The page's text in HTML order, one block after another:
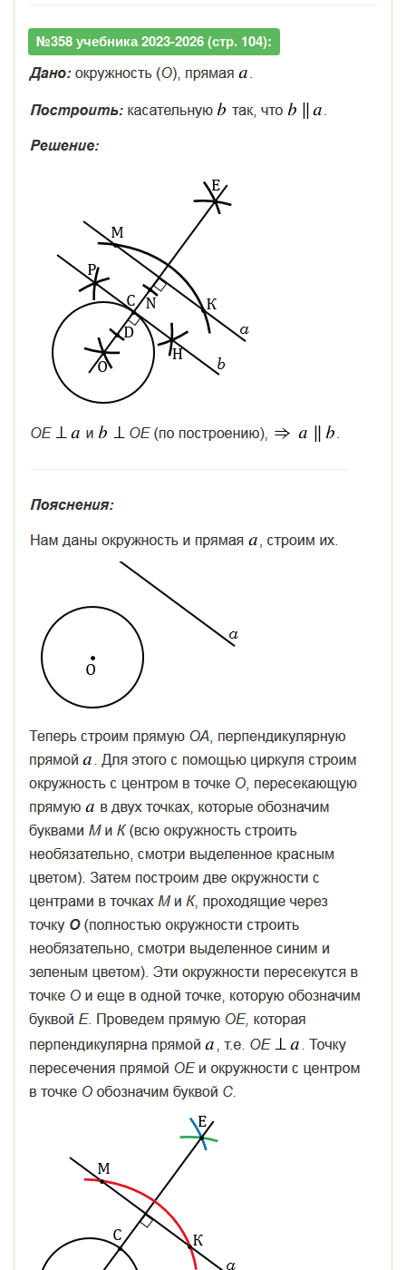
№358 учебника 2023-2026 (стр. 104):